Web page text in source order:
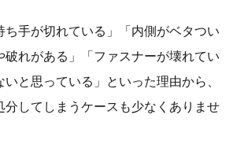
ち手が切れている」「内側がベタつい
破れがある」「ファスナーが壊れてい
と思っている」といった理由から、
分してしまうケースも少なくありませ